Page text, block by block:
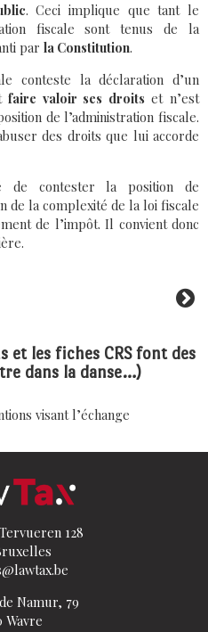
. Ceci implique que tant le
fiscale sont tenus de la
par la Constitution.
conteste la déclaration d’un
faire valoir ses droits et n’est
de l’administration fiscale.
des droits que lui accorde
de contester la position de
de la complexité de la loi fiscale
de l’impôt. Il convient donc
et les fiches CRS font des
dans la danse…)
visant l’échange
128
Namur, 79
Wavre